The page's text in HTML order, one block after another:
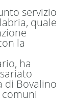
servizio
quale
la
ha
di Bovalino
muni